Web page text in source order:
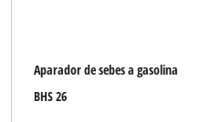
Aparador de sebes a gasolina
BHS 26